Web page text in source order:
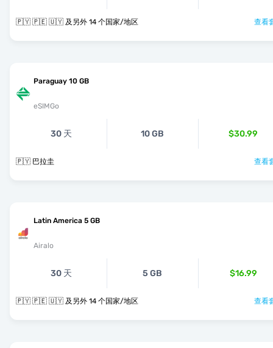
🇵🇾 🇵🇪 🇺🇾 及另外 14 个国家/地区 查看
Paraguay 10 GB
eSIMGo
30 天 10 GB $30.99
🇵🇾 巴拉圭 查看
Latin America 5 GB
Airalo
30 天 5 GB $16.99
🇵🇾 🇵🇪 🇺🇾 及另外 14 个国家/地区 查看